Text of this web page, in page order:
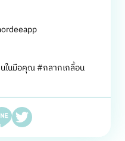
ในมือคุณ #กลากเกลื้อน